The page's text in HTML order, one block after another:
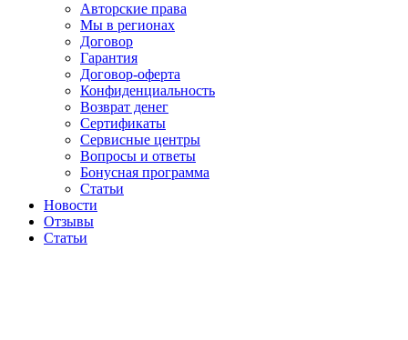
Авторские права
Мы в регионах
Договор
Гарантия
Договор-оферта
Конфиденциальность
Возврат денег
Сертификаты
Сервисные центры
Вопросы и ответы
Бонусная программа
Статьи
Новости
Отзывы
Статьи